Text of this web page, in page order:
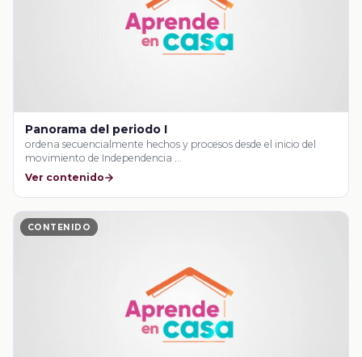
Panorama del periodo I
ordena secuencialmente hechos y procesos desde el inicio del
movimiento de Independencia …
Ver contenido
CONTENIDO